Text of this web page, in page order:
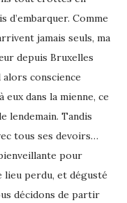
d’embarquer. Comme
jamais seuls, ma
depuis Bruxelles
conscience
eux dans la mienne, ce
lendemain. Tandis
tous ses devoirs…
pour
lieu perdu, et dégusté
décidons de partir